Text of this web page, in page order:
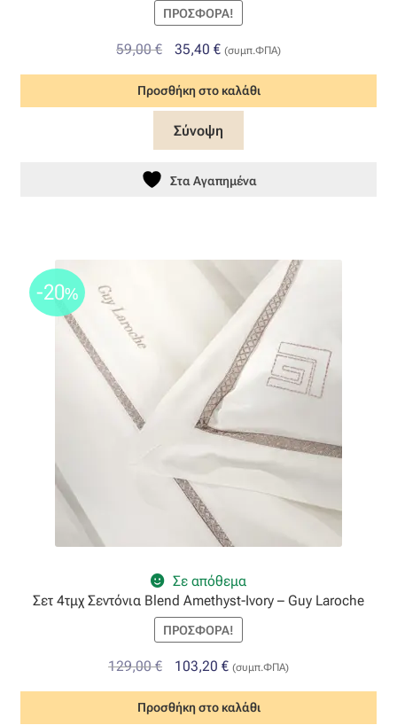
ΠΡΟΣΦΟΡΆ!
59,00€
Original
price
was:
59,00 €.
35,40 €Η
τρέχουσα
τιμή
είναι:
35,40 €.
(συμπ.ΦΠΑ)
Προσθήκη στο καλάθι
Σύνοψη
Στα Αγαπημένα
Σε απόθεμα
-20%
Σετ 4τμχ Σεντόνια Blend Amethyst-Ivory – Guy Laroche
ΠΡΟΣΦΟΡΆ!
129,00€
Original
price
was:
103,20 €Η
τρέχουσα
τιμή
(συμπ.ΦΠΑ)
Προσθήκη στο καλάθι